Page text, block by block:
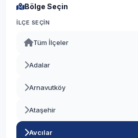
Bölge Seçin
İLÇE SEÇIN
Tüm İlçeler
Adalar
Arnavutköy
Ataşehir
Avcılar